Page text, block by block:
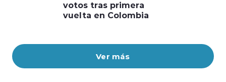
Ver más
votos tras primera
vuelta en Colombia